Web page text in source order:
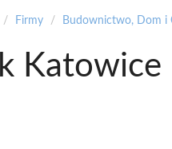
/ Firmy / Budownictwo, Dom i